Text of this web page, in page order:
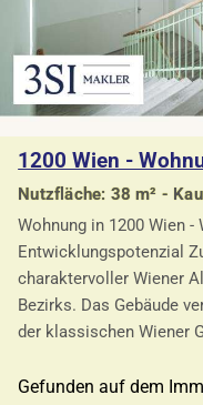
1200 Wien -
Nutzfläche: 38 m² -
Wohnung in 1200 Wien
Entwicklungspotenzial
charaktervoller Wiener
Bezirks. Das Gebäude
der klassischen Wiener
Gefunden auf dem